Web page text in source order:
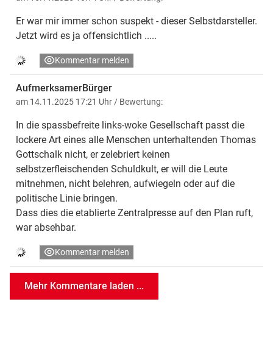
Er war mir immer schon suspekt - dieser Selbstdarsteller.
Jetzt wird es ja offensichtlich .....
Kommentar melden
AufmerksamerBürger
am 14.11.2025 17:21 Uhr / Bewertung:
In die spassbefreite links-woke Gesellschaft passt die
lockere Art eines alle Menschen unterhaltenden Thomas
Gottschalk nicht, er zelebriert keinen
selbstzerfleischenden Schuldkult, er will die Leute
mitnehmen, nicht belehren, aufwiegeln oder auf die
politische Linie bringen.
Dass dies die etablierte Zentralpresse auf den Plan ruft,
war absehbar.
Kommentar melden
Mehr Kommentare laden ...